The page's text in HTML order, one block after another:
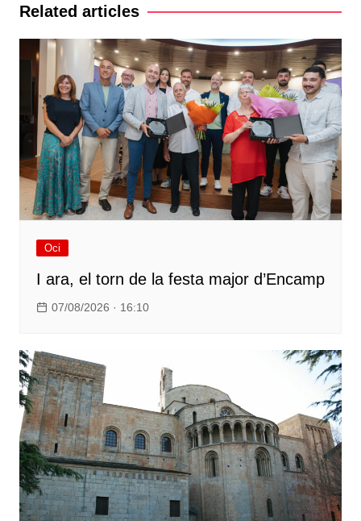
Related articles
Oci
I ara, el torn de la festa major d’Encamp
07/08/2026 · 16:10